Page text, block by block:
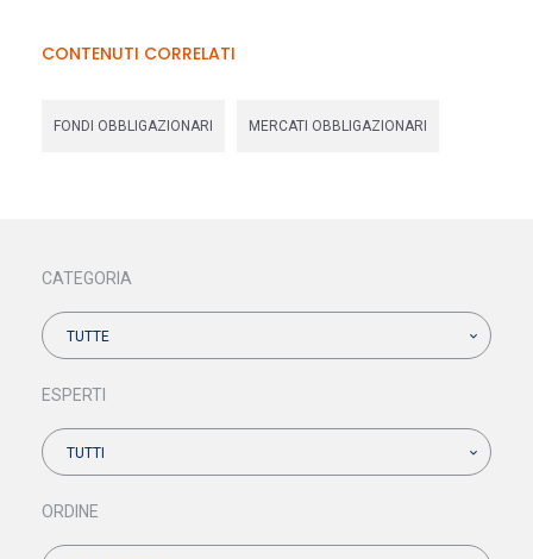
CONTENUTI CORRELATI
FONDI OBBLIGAZIONARI MERCATI OBBLIGAZIONARI
CATEGORIA
TUTTE
ESPERTI
TUTTI
ORDINE